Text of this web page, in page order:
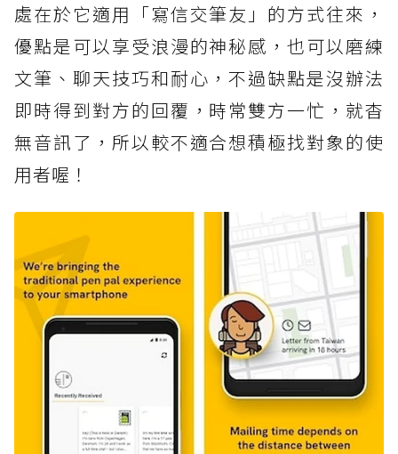
處在於它適用「寫信交筆友」的方式往來，
優點是可以享受浪漫的神秘感，也可以磨練
文筆、聊天技巧和耐心，不過缺點是沒辦法
即時得到對方的回覆，時常雙方一忙，就杳
無音訊了，所以較不適合想積極找對象的使
用者喔！